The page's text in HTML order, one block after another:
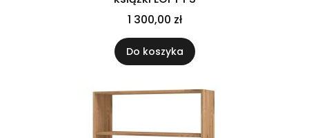
1 300,00 zł
Do koszyka